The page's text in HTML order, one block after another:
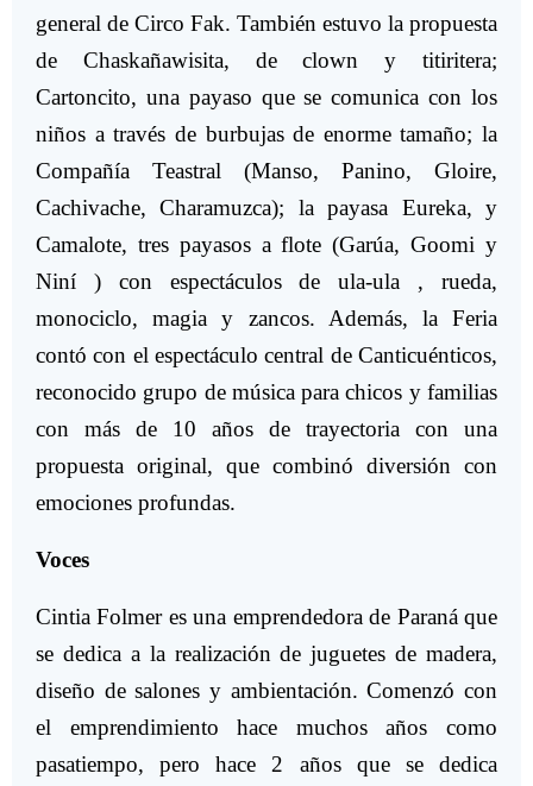
general de Circo Fak. También estuvo la propuesta
de Chaskañawisita, de clown y titiritera;
Cartoncito, una payaso que se comunica con los
niños a través de burbujas de enorme tamaño; la
Compañía Teastral (Manso, Panino, Gloire,
Cachivache, Charamuzca); la payasa Eureka, y
Camalote, tres payasos a flote (Garúa, Goomi y
Niní ) con espectáculos de ula-ula , rueda,
monociclo, magia y zancos. Además, la Feria
contó con el espectáculo central de Canticuénticos,
reconocido grupo de música para chicos y familias
con más de 10 años de trayectoria con una
propuesta original, que combinó diversión con
emociones profundas.
Voces
Cintia Folmer es una emprendedora de Paraná que
se dedica a la realización de juguetes de madera,
diseño de salones y ambientación. Comenzó con
el emprendimiento hace muchos años como
pasatiempo, pero hace 2 años que se dedica